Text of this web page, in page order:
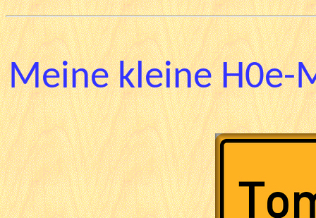
Meine kleine H0e-